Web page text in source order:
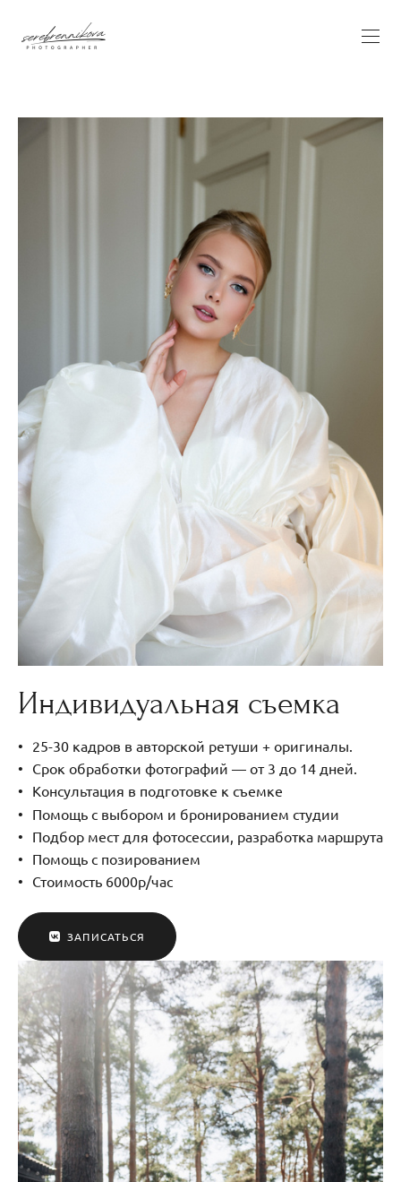
Индивидуальная съемка
25-30 кадров в авторской ретуши + оригиналы.
Срок обработки фотографий — от 3 до 14 дней.
Консультация в подготовке к съемке
Помощь с выбором и бронированием студии
Подбор мест для фотосессии, разработка маршрута
Помощь с позированием
Стоимость 6000р/час
ЗАПИСАТЬСЯ